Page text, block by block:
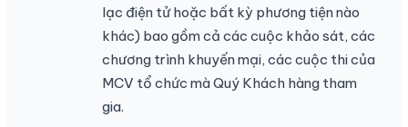
lạc điện tử hoặc bất kỳ phương tiện nào
khác) bao gồm cả các cuộc khảo sát, các
chương trình khuyến mại, các cuộc thi của
MCV tổ chức mà Quý Khách hàng tham
gia.